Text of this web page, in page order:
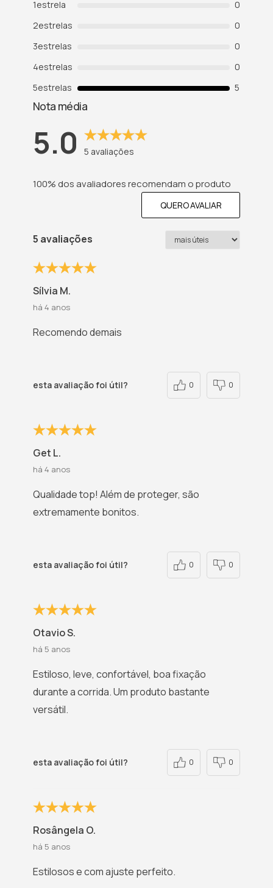
1estrela
0
2estrelas
0
3estrelas
0
4estrelas
0
5estrelas 5
Nota média
5.0 5 avaliações
100% dos avaliadores recomendam o produto
QUERO AVALIAR
5 avaliações
Sílvia M.
há 4 anos
Recomendo demais
esta avaliação foi útil? 0 0
Get L.
há 4 anos
Qualidade top! Além de proteger, são
extremamente bonitos.
esta avaliação foi útil? 0 0
Otavio S.
há 5 anos
Estiloso, leve, confortável, boa fixação
durante a corrida. Um produto bastante
versátil.
esta avaliação foi útil? 0 0
Rosângela O.
há 5 anos
Estilosos e com ajuste perfeito.